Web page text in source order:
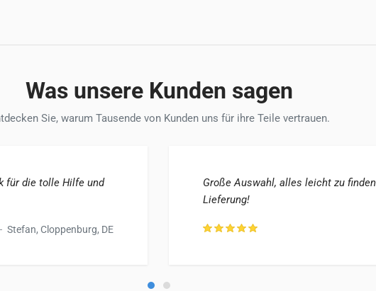
Was unsere Kunden sagen
Sie, warum Tausende von Kunden uns für ihre Teile vertrauen.
für die tolle Hilfe und
Stefan, Cloppenburg, DE
Große Auswahl, alles leicht zu
Lieferung!